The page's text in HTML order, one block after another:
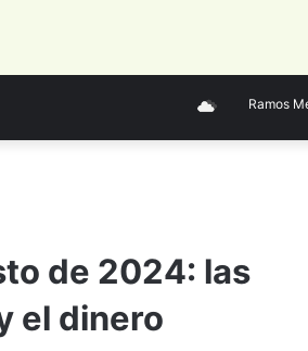
Ramos Mejía
de 2024: las
el dinero